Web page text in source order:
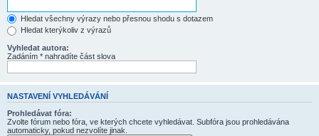
Hledat všechny výrazy nebo přesnou shodu s dotazem
Hledat kterýkoliv z výrazů
Vyhledat autora:
Zadáním * nahradíte část slova
NASTAVENÍ VYHLEDÁVÁNÍ
Prohledávat fóra:
Zvolte fórum nebo fóra, ve kterých chcete vyhledávat. Subfóra jsou prohledávána
automaticky, pokud nezvolíte jinak.